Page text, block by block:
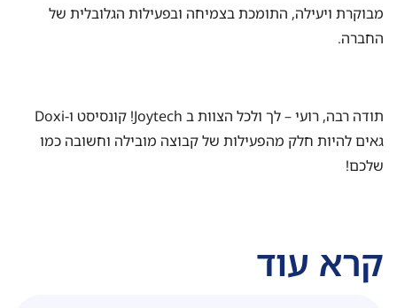
מבוקרת ויעילה, התומכת בצמיחה ובפעילות הגלובלית של
החברה.
תודה רבה, רועי – לך ולכל הצוות ב Joytech! קונסיסט ו-Doxi
גאים להיות חלק מהפעילות של קבוצה מובילה וחשובה כמו
שלכם!
קרא עוד